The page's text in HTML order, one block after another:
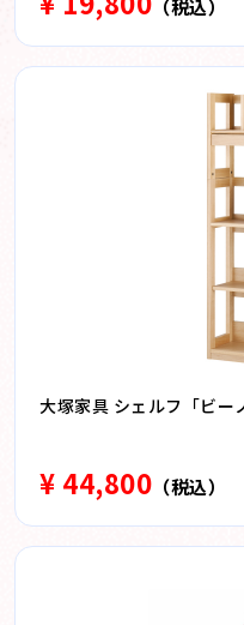
（税込）
大塚家具 シェルフ「ビー
¥ 44,800 （税込）